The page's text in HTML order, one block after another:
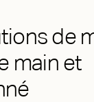
de
main et